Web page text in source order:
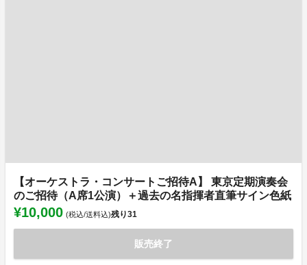
【オーケストラ・コンサートご招待A】 東京定期演奏会
のご招待（A席1公演）＋過去の名指揮者直筆サイン色紙
¥10,000 (税込/送料込)残り31
販売終了